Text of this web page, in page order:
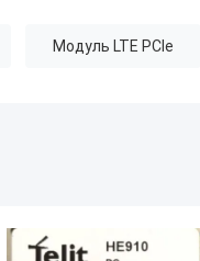
Модуль LTE PCIe